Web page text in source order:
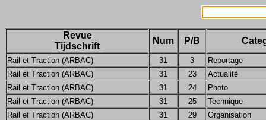
Revue
Tijdschrift
Num P/B
Rail et Traction (ARBAC) 31 3
Reportage
Rail et Traction (ARBAC)
31 23
Actualité
Rail et Traction (ARBAC)
31 24
Photo
Rail et Traction (ARBAC)
31 25
Technique
Rail et Traction (ARBAC)
31 29
Organisation